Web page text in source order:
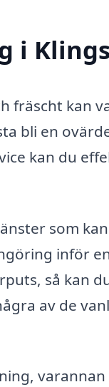
i
fräscht kan
bli en
kan du
som
inför
så kan
av de